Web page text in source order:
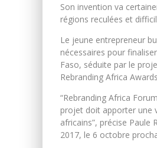
Son invention va
régions reculées et
Le jeune entrepreneur
nécessaires pour
Faso, séduite par le
Rebranding Africa
“Rebranding Africa
projet doit apporter une
africains”, précise
2017, le 6 octobre